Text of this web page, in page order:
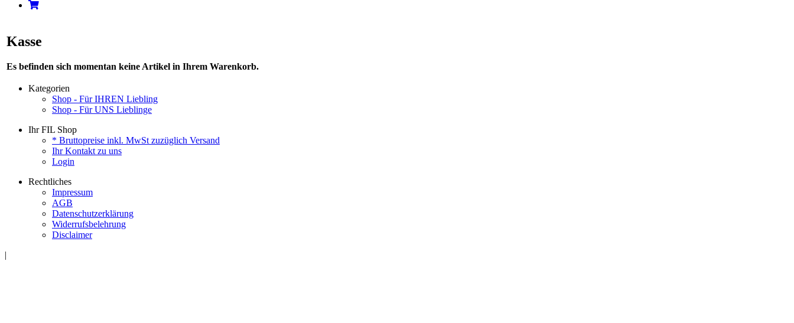
Kasse
Es befinden sich momentan keine Artikel in Ihrem Warenkorb.
Kategorien
Shop - Für IHREN Liebling
Shop - Für UNS Lieblinge
Ihr FIL Shop
* Bruttopreise inkl. MwSt zuzüglich Versand
Ihr Kontakt zu uns
Login
Rechtliches
Impressum
AGB
Datenschutzerklärung
Widerrufsbelehrung
Disclaimer
|